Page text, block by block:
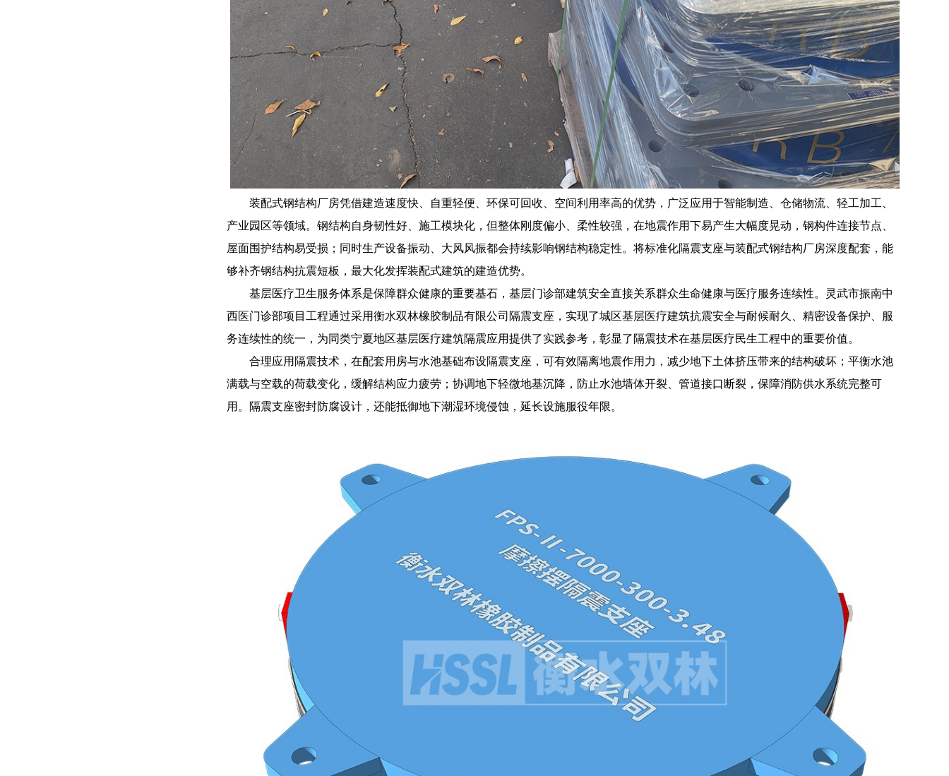
装配式钢结构厂房凭借建造速度快、自重轻便、环保可回收、空间利用率高的优势，广泛应用于智能制造、仓储物流、轻工加工、
产业园区等领域。钢结构自身韧性好、施工模块化，但整体刚度偏小、柔性较强，在地震作用下易产生大幅度晃动，钢构件连接节点、
屋面围护结构易受损；同时生产设备振动、大风风振都会持续影响钢结构稳定性。将标准化隔震支座与装配式钢结构厂房深度配套，能
够补齐钢结构抗震短板，最大化发挥装配式建筑的建造优势。
基层医疗卫生服务体系是保障群众健康的重要基石，基层门诊部建筑安全直接关系群众生命健康与医疗服务连续性。灵武市振南中
西医门诊部项目工程通过采用衡水双林橡胶制品有限公司隔震支座，实现了城区基层医疗建筑抗震安全与耐候耐久、精密设备保护、服
务连续性的统一，为同类宁夏地区基层医疗建筑隔震应用提供了实践参考，彰显了隔震技术在基层医疗民生工程中的重要价值。
合理应用隔震技术，在配套用房与水池基础布设隔震支座，可有效隔离地震作用力，减少地下土体挤压带来的结构破坏；平衡水池
满载与空载的荷载变化，缓解结构应力疲劳；协调地下轻微地基沉降，防止水池墙体开裂、管道接口断裂，保障消防供水系统完整可
用。隔震支座密封防腐设计，还能抵御地下潮湿环境侵蚀，延长设施服役年限。